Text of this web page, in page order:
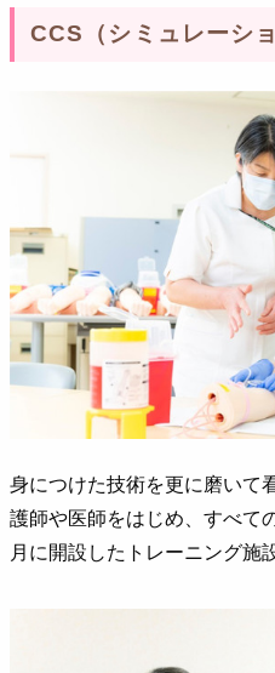
CCS（シミュレーシ
身につけた技術を更に磨いて
護師や医師をはじめ、すべて
月に開設したトレーニング施